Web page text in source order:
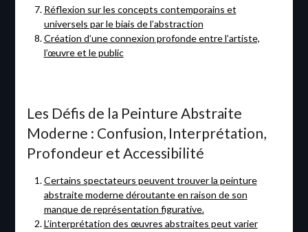
Réflexion sur les concepts contemporains et
universels par le biais de l’abstraction
Création d’une connexion profonde entre l’artiste,
l’œuvre et le public
Les Défis de la Peinture Abstraite
Moderne : Confusion, Interprétation,
Profondeur et Accessibilité
Certains spectateurs peuvent trouver la peinture
abstraite moderne déroutante en raison de son
manque de représentation figurative.
L’interprétation des œuvres abstraites peut varier